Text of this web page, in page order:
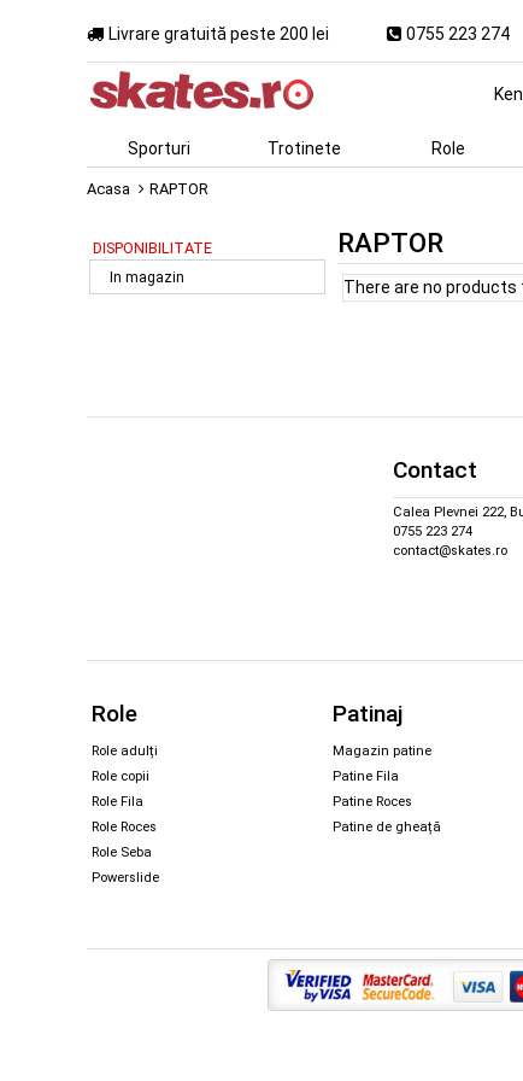
Livrare gratuită peste 200 lei 0755 223 274
Sporturi Trotinete Role
Acasa RAPTOR
DISPONIBILITATE
In magazin
RAPTOR
There are no
Contact
Calea Plevnei 222,
0755 223 274
contact@skates.ro
Role
Role adulți
Role copii
Role Fila
Role Roces
Role Seba
Powerslide
Patinaj
Magazin patine
Patine Fila
Patine Roces
Patine de gheață